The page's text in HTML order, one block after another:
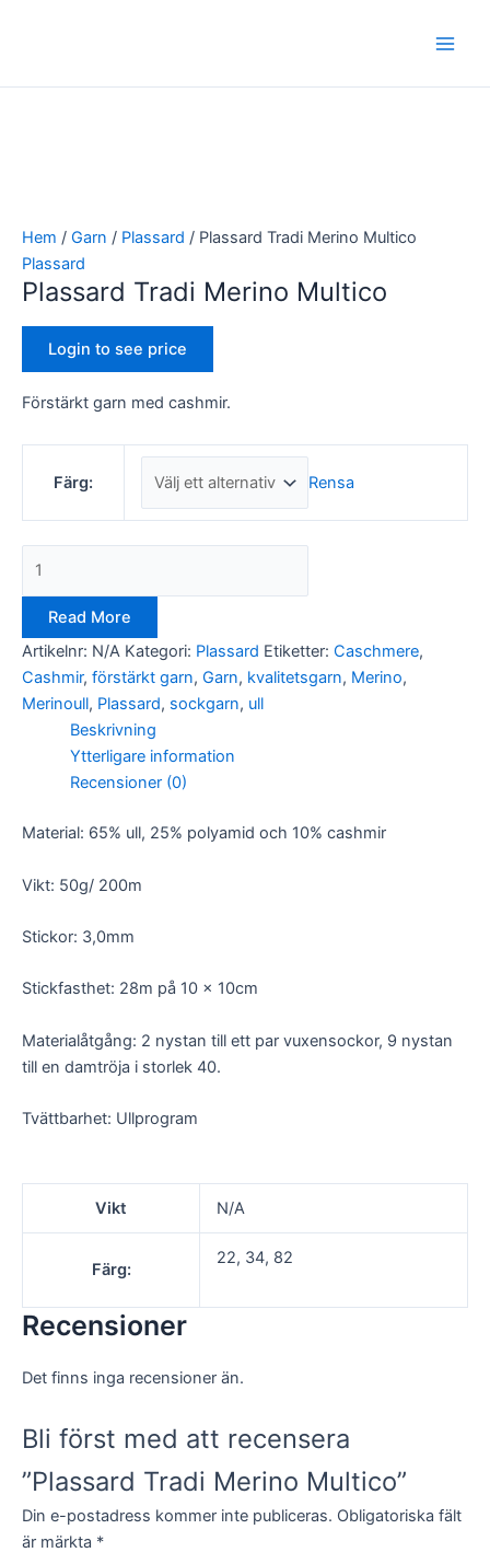
Hem / Garn / Plassard / Plassard Tradi Merino Multico
Plassard
Plassard Tradi Merino Multico
Login to see price
Förstärkt garn med cashmir.
Färg: Rensa
Multico
Read More
Artikelnr: N/A Kategori: Plassard Etiketter: Caschmere,
Cashmir, förstärkt garn, Garn, kvalitetsgarn, Merino,
Merinoull, Plassard, sockgarn, ull
Beskrivning
Ytterligare information
Recensioner (0)
Material: 65% ull, 25% polyamid och 10% cashmir
Vikt: 50g/ 200m
Stickor: 3,0mm
Stickfasthet: 28m på 10 x 10cm
Materialåtgång: 2 nystan till ett par vuxensockor, 9 nystan
till en damtröja i storlek 40.
Tvättbarhet: Ullprogram
Vikt N/A
Färg:
22, 34, 82
Recensioner
Det finns inga recensioner än.
Bli först med att recensera
”Plassard Tradi Merino Multico”
Din e-postadress kommer inte publiceras. Obligatoriska fält
är märkta *
Nödvändiga
Dessa kakor
går inte att
välja bort. De
behövs för
att hemsidan
över huvud
taget ska
Statistik
För att vi ska
förbättra
funktionalitet
och
baserat på
hur
hemsidan
hemsida ska
prestera så
möjligt under
Om du nekar
de här
kommer viss
funktionalitet
från
hemsidan.
Marknadsföring
Genom att dela